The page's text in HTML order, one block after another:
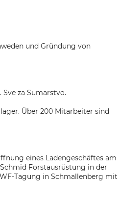
und Gründung von
za Sumarstvo.
Über 200 Mitarbeiter sind
eines Ladengeschäftes am
Forstausrüstung in der
Tagung in Schmallenberg mit